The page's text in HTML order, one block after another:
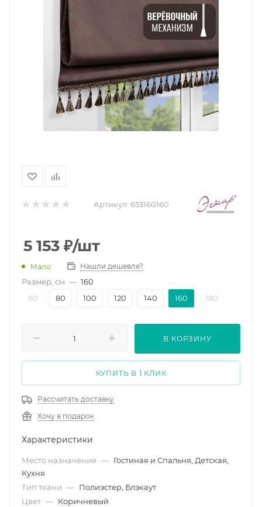
Артикул: 653160160
5 153 ₽/шт
Мало Нашли дешевле?
Размер, см — 160
60
80 100 120 140 160 180
В КОРЗИНУ
КУПИТЬ В 1 КЛИК
Рассчитать доставку
Хочу в подарок
Характеристики
Место назначения — Гостиная и Спальня, Детская,
Кухня
Тип ткани — Полиэстер, Блэкаут
Цвет — Коричневый